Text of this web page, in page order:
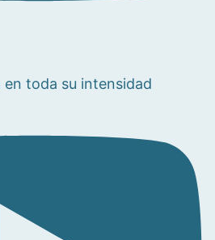
en toda su intensidad